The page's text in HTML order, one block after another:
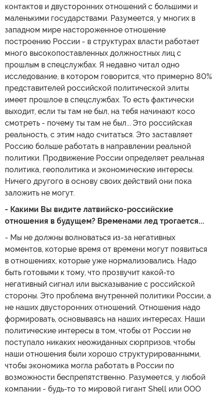
контактов и двусторонних отношений с большими и
маленькими государствами. Разумеется, у многих в
западном мире настороженное отношение
построению России - в структурах власти работает
много высокопоставленных должностных лиц с
прошлым в спецслужбах. Я недавно читал одно
исследование, в котором говорится, что примерно 80%
представителей российской политической элиты
имеет прошлое в спецслужбах. То есть фактически
выходит, если ты там не был, на тебя начинают косо
смотреть - почему ты там не был... Это российская
реальность, с этим надо считаться. Это заставляет
Россию больше работать в направлении реальной
политики. Продвижение России определяет реальная
политика, геополитика и экономические интересы.
Ничего другого в основу своих действий они пока
заложить не могут.
- Какими Вы видите латвийско-российские
отношения в будущем? Временами лед трогается...
- Мы не должны волноваться из-за негативных
моментов, которые время от времени могут появиться
в отношениях, которые уже нормализовались. Надо
быть готовыми к тому, что прозвучит какой-то
негативный сигнал или высказывание с российской
стороны. Это проблема внутренней политики России, а
не наших двусторонних отношений. Отношения надо
формировать, основываясь на наших интересах. Наши
политические интересы в том, чтобы от России не
поступало никаких неожиданных сюрпризов, чтобы
наши отношения были хорошо структурированными,
чтобы экономика могла работать в России по
возможности беспрепятственно. Разумеется, у любой
компании - будь-то то мировой гигант Shell или ООО